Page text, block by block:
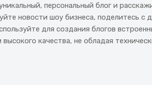
персональный блог и
новости шоу бизнеса, поделитесь
для создания блогов
качества, не обладая